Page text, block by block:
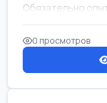
Обязательно
0 просмотров